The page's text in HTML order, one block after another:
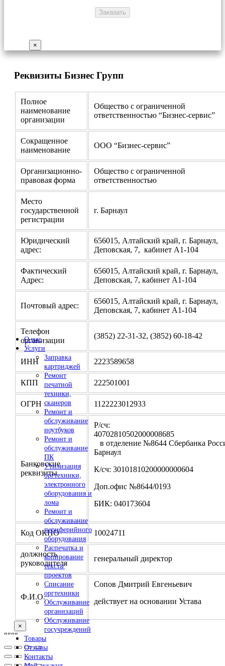
О нас
Услуги
Заправка
картриджей
Ремонт
печатной
техники,
сканеров
Ремонт и
обслуживание
ноутбуков
Ремонт и
обслуживание
ПК
Утилизация
оргтехники,
электронного
оборудования и
лома
Ремонт и
обслуживание
периферийного
оборудования
Распечатка и
копирование
текста/
проектов
Списание
оргтехники
Обслуживание
организаций
Обслуживание
госучреждений
Товары
Отзывы
Контакты
×
Реквизиты Бизнес Групп
Полное
наименование
организации
Общество с ограниченной
ответственностью “Бизнес-сервис”
Сокращенное
наименование
ООО “Бизнес-сервис”
Организационно-
правовая форма
Общество с ограниченной
ответственностью
Место
государственной
регистрации
г. Барнаул
Юридический
адрес:
656015, Алтайский край, г. Барнаул,
Деповская, 7, кабинет А1-104
Фактический
Адрес:
656015, Алтайский край, г. Барнаул,
Деповская, 7, кабинет А1-104
Почтовый адрес:
656015, Алтайский край, г. Барнаул,
Деповская, 7, кабинет А1-104
Телефон
организации
(3852) 22-31-32, (3852) 60-18-42
ИНН 2223589658
КПП 222501001
ОГРН 1122223012933
Банковские
реквизиты
Р/сч:
в отделение №8644 Сбербанка
Барнаул
К/сч: 30101810200000000604
Доп.офис №8644/0193
БИК: 040173604
Код ОКПО 10024711
должность
руководителя
генеральный директор
Ф.И.О.
Сопов Дмитрий Евгеньевич
действует на основании Устава
×
""""